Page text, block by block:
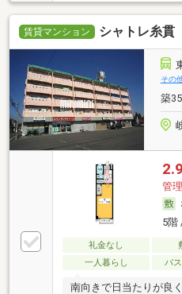
賃貸マンション シャトレ糸貫
その
築
管
5階
礼金なし
一人暮らし
バ
南向きで日当たりが良